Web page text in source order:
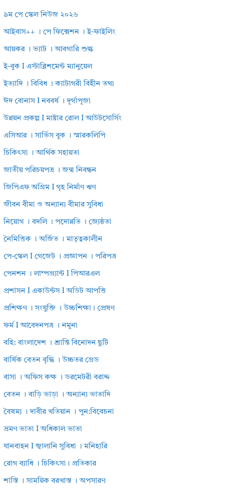
৯ম পে স্কেল নিউজ ২০২৬
আইবাস++ । পে ফিক্সেশন । ই-ফাইলিং
আয়কর । ভ্যাট । আবগারি শুল্ক
ই-বুক I এস্টাব্লিশমেন্ট ম্যানুয়েল
ইত্যাদি । বিবিধ । ক্যাটাগরী বিহীন তথ্য
ঈদ বোনাস I নববর্ষ । দূর্গাপূজা
উন্নয়ন প্রকল্প I মাষ্টার রোল I আউটসোর্সিং
এসিআর । সার্ভিস বুক । স্মারকলিপি
চিকিৎসা । আর্থিক সহায়তা
জাতীয় পরিচয়পত্র । জন্ম নিবন্ধন
জিপিএফ অগ্রিম I গৃহ নির্মাণ ঋণ
জীবন বীমা ও অন্যান্য বীমার সুবিধা
নিয়োগ । বদলি । পদোন্নতি । জ্যেষ্ঠতা
নৈমিত্তিক । অর্জিত । মাতৃত্বকালীন
পে-স্কেল I গেজেট । প্রজ্ঞাপন । পরিপত্র
পেনশন । লাম্পগ্র্যান্ট I পিআরএল
প্রশাসন I একাউন্টস I অডিট আপত্তি
প্রশিক্ষণ । সংযুক্তি । উচ্চশিক্ষা। প্রেষণ
ফর্ম I আবেদনপত্র । নমুনা
বহি: বাংলাদেশ । শ্রান্তি বিনোদন ছুটি
বার্ষিক বেতন বৃদ্ধি । উচ্চতর গ্রেড
বাসা । অফিস কক্ষ । ডরমেটরী বরাদ্দ
বেতন । বাড়ি ভাড়া । অন্যান্য ভাতাদি
বৈষম্য । দাবীর খতিয়ান । পুন:বিবেচনা
ভ্রমণ ভাতা I অধিকাল ভাতা
যানবাহন I জ্বালানি সুবিধা । মনিহারি
রোগ ব্যাধি । চিকিৎসা। প্রতিকার
শাস্তি । সাময়িক বরখাস্ত । অপসারণ